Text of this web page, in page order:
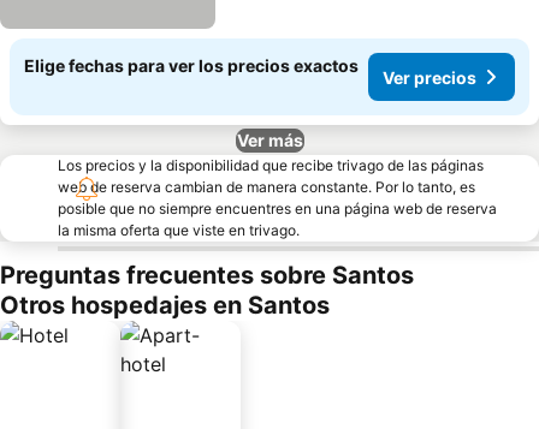
Elige fechas para ver los precios exactos
Ver precios
Ver más
Los precios y la disponibilidad que recibe trivago de las páginas
web de reserva cambian de manera constante. Por lo tanto, es
posible que no siempre encuentres en una página web de reserva
la misma oferta que viste en trivago.
Preguntas frecuentes sobre Santos
Otros hospedajes en Santos